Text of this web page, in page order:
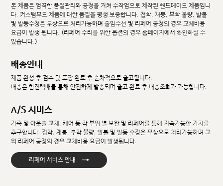
본 제품은 엄격한 품질관리와 공정을 거쳐 수작업으로 제작된 핸드메이드 제품입니
다. 커스텀무드 제품에 대한 품질을 평생 보증합니다. 접착, 재봉, 부착 불량, 발볼
및 발등수정은 무상으로 처리가능하며 줄임수선 및 리페어 공정의 경우 교체비용
요금이 발생 됩니다. (리페어 수리를 위한 옵션의 경우 홈페이지에서 확인하실 수
있습니다.)
배송안내
제품 완성 후 검수 및 포장 완료 후 순차적으로 출고됩니다.
배송은 한진택배를 통해 안전하게 발송되며 출고 완료 후 배송조회가 가능합니다.
A/S 서비스
가죽 및 아웃솔 교체, 케어 등 각 부위 별 보완 및 리페어를 통해 지속가능한 가치를
추구합니다. 접착, 재봉, 부착 불량, 발볼 및 발등 수정은 무상으로 처리가능하며 그
외 리페어 공정의 경우 교체비용 요금이 발생됩니다.
리페어 서비스 안내 →